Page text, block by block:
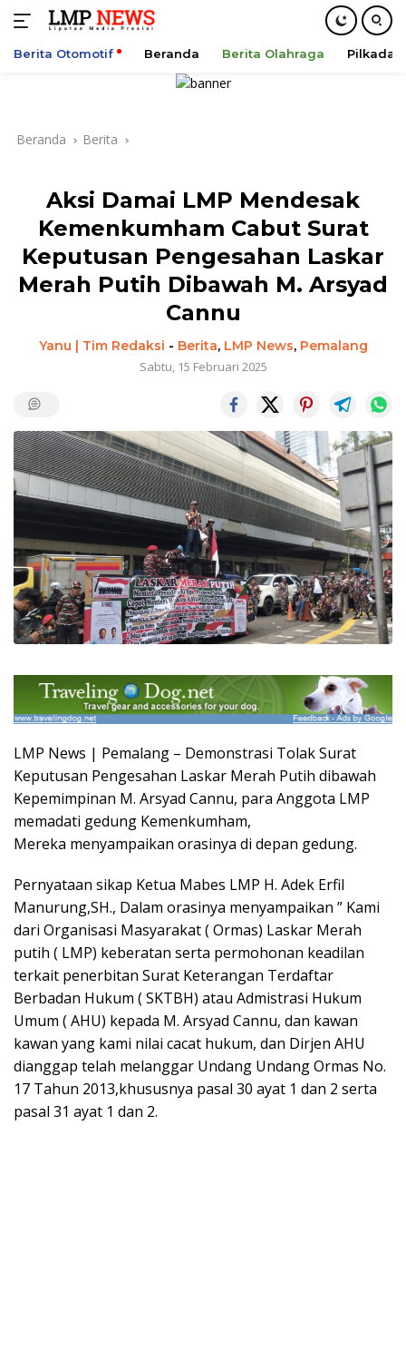
Berita Otomotif Beranda Berita Olahraga Pilkada
Beranda Berita
Aksi Damai LMP Mendesak
Kemenkumham Cabut Surat
Keputusan Pengesahan Laskar
Merah Putih Dibawah M. Arsyad
Cannu
Yanu | Tim Redaksi - Berita, LMP News, Pemalang
Sabtu, 15 Februari 2025
LMP News | Pemalang – Demonstrasi Tolak Surat
Keputusan Pengesahan Laskar Merah Putih dibawah
Kepemimpinan M. Arsyad Cannu, para Anggota LMP
memadati gedung Kemenkumham,
Mereka menyampaikan orasinya di depan gedung.
Pernyataan sikap Ketua Mabes LMP H. Adek Erfil
Manurung,SH., Dalam orasinya menyampaikan ” Kami
dari Organisasi Masyarakat ( Ormas) Laskar Merah
putih ( LMP) keberatan serta permohonan keadilan
terkait penerbitan Surat Keterangan Terdaftar
Berbadan Hukum ( SKTBH) atau Admistrasi Hukum
Umum ( AHU) kepada M. Arsyad Cannu, dan kawan
kawan yang kami nilai cacat hukum, dan Dirjen AHU
dianggap telah melanggar Undang Undang Ormas No.
17 Tahun 2013,khususnya pasal 30 ayat 1 dan 2 serta
pasal 31 ayat 1 dan 2.